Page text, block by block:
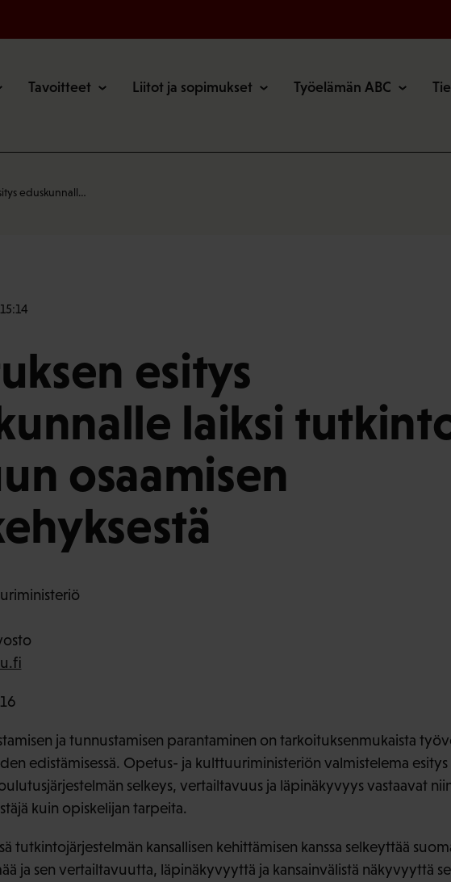
Tavoitteet Liitot ja sopimukset Työelämän ABC
eduskunnall…
esitys
laiksi
osaamisen
ja tunnustamisen parantaminen on tarkoituksenmukaista
edistämisessä. Opetus- ja kulttuuriministeriön valmistelema esitys
selkeys, vertailtavuus ja läpinäkyvyys vastaavat
kuin opiskelijan tarpeita.
tutkintojärjestelmän kansallisen kehittämisen kanssa selkeyttää
ja sen vertailtavuutta, läpinäkyvyyttä ja kansainvälistä näkyvyyttä